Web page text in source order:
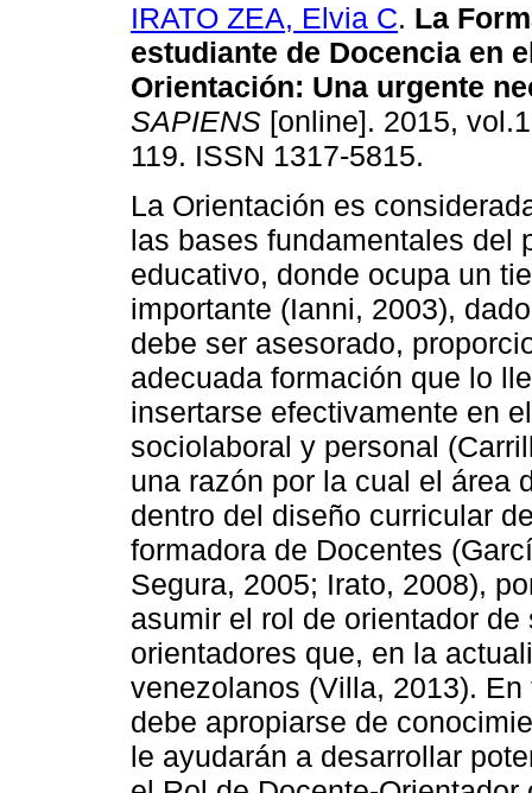
IRATO ZEA, Elvia C. La
estudiante de Docencia en
Orientación: Una urgente
SAPIENS [online]. 2015,
119. ISSN 1317-5815.
La Orientación es
las bases fundamentales del
educativo, donde ocupa un
importante (Ianni, 2003),
debe ser asesorado,
adecuada formación que lo
insertarse efectivamente en
sociolaboral y personal
una razón por la cual el área
dentro del diseño curricular
formadora de Docentes
Segura, 2005; Irato, 2008),
asumir el rol de orientador
orientadores que, en la
venezolanos (Villa, 2013).
debe apropiarse de
le ayudarán a desarrollar